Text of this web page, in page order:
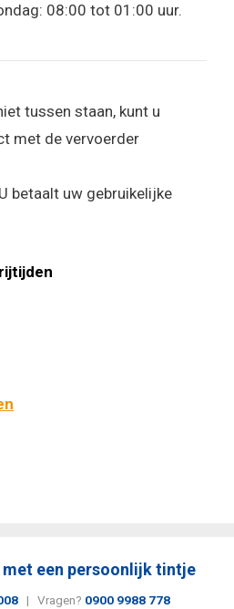
08:00 tot 01:00 uur.
tussen staan, kunt u
met de vervoerder
betaalt uw gebruikelijke
met een persoonlijk tintje
| Vragen? 0900 9988 778